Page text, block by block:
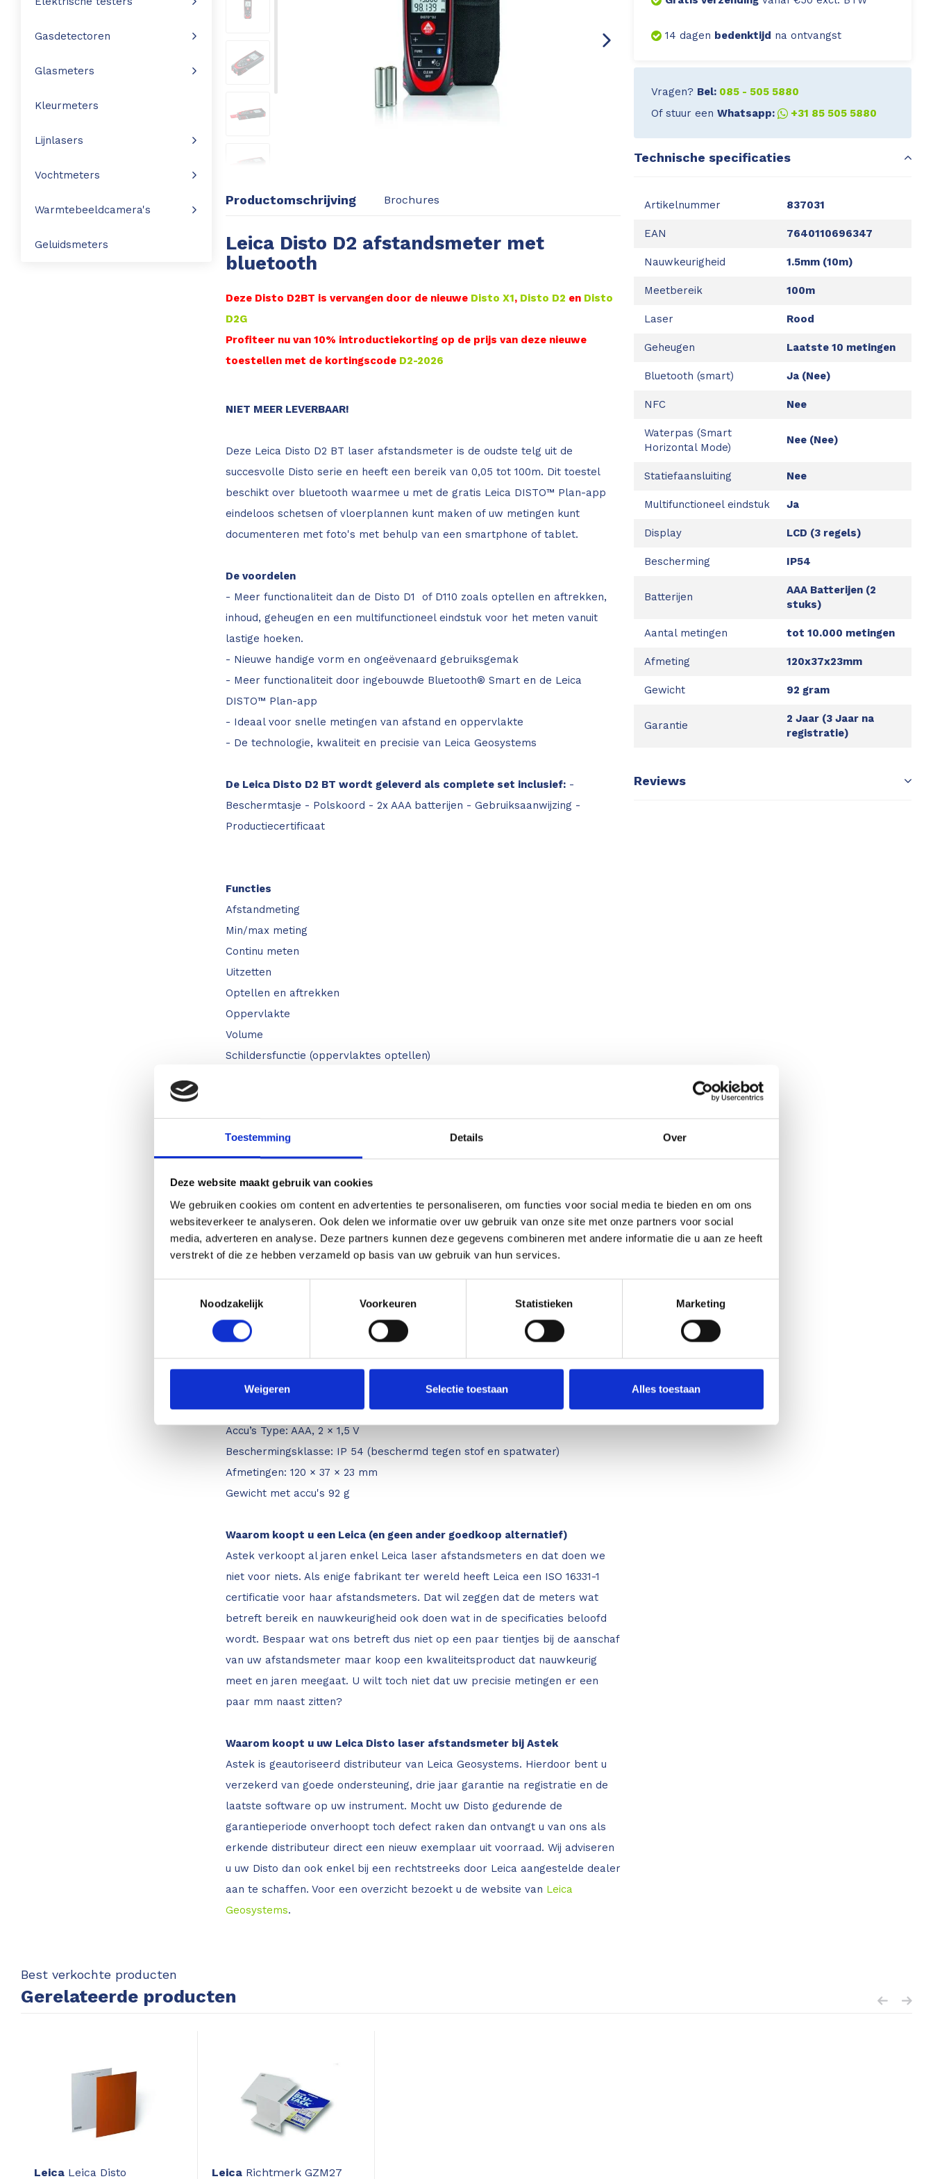
Toestemming Details Over
Deze website maakt gebruik van cookies
We gebruiken cookies om content en advertenties te personaliseren, om functies voor social media te bieden en om ons
websiteverkeer te analyseren. Ook delen we informatie over uw gebruik van onze site met onze partners voor social
media, adverteren en analyse. Deze partners kunnen deze gegevens combineren met andere informatie die u aan ze heeft
verstrekt of die ze hebben verzameld op basis van uw gebruik van hun services.
Noodzakelijk
Voorkeuren Statistieken Marketing
Weigeren Selectie toestaan Alles toestaan
Gasdetectoren
Glasmeters
Kleurmeters
Lijnlasers
Vochtmeters
Warmtebeeldcamera's
Geluidsmeters
Productomschrijving Brochures
Leica Disto D2 afstandsmeter met
bluetooth
Deze Disto D2BT is vervangen door de nieuwe Disto X1, Disto D2 en Disto
D2G
Profiteer nu van 10% introductiekorting op de prijs van deze nieuwe
toestellen met de kortingscode D2-2026
NIET MEER LEVERBAAR!
Deze Leica Disto D2 BT laser afstandsmeter is de oudste telg uit de
succesvolle Disto serie en heeft een bereik van 0,05 tot 100m. Dit toestel
beschikt over bluetooth waarmee u met de gratis Leica DISTO™ Plan-app
eindeloos schetsen of vloerplannen kunt maken of uw metingen kunt
documenteren met foto's met behulp van een smartphone of tablet.
De voordelen
- Meer functionaliteit dan de Disto D1 of D110 zoals optellen en aftrekken,
inhoud, geheugen en een multifunctioneel eindstuk voor het meten vanuit
lastige hoeken.
- Nieuwe handige vorm en ongeëvenaard gebruiksgemak
- Meer functionaliteit door ingebouwde Bluetooth® Smart en de Leica
DISTO™ Plan-app
- Ideaal voor snelle metingen van afstand en oppervlakte
- De technologie, kwaliteit en precisie van Leica Geosystems
De Leica Disto D2 BT wordt geleverd als complete set inclusief:-
Beschermtasje - Polskoord - 2x AAA batterijen - Gebruiksaanwijzing -
Productiecertificaat
Functies
Afstandmeting
Min/max meting
Continu meten
Uitzetten
Optellen en aftrekken
Oppervlakte
Volume
Schildersfunctie (oppervlaktes optellen)
Verlicht display
Multifunctioneel eindstuk
Bluetooth smart
Technische gegevens
Meetnauwkeurigheid: ± 1,5 mm
Power Range Technology: ja
Schermverlichting: ja
Gegevensinterface: Bluetooth® Smart
Metingen per set batterijen: Tot 10.000 of 20 uur (verminderd met Bluetooth
aan)
Accu’s Type: AAA, 2 × 1,5 V
Beschermingsklasse: IP 54 (beschermd tegen stof en spatwater)
Afmetingen: 120 × 37 × 23 mm
Gewicht met accu's 92 g
Waarom koopt u een Leica (en geen ander goedkoop alternatief)
Astek verkoopt al jaren enkel Leica laser afstandsmeters en dat doen we
niet voor niets. Als enige fabrikant ter wereld heeft Leica een ISO 16331-1
certificatie voor haar afstandsmeters. Dat wil zeggen dat de meters wat
betreft bereik en nauwkeurigheid ook doen wat in de specificaties beloofd
wordt. Bespaar wat ons betreft dus niet op een paar tientjes bij de aanschaf
van uw afstandsmeter maar koop een kwaliteitsproduct dat nauwkeurig
meet en jaren meegaat. U wilt toch niet dat uw precisie metingen er een
paar mm naast zitten?
Waarom koopt u uw Leica Disto laser afstandsmeter bij Astek
Astek is geautoriseerd distributeur van Leica Geosystems. Hierdoor bent u
verzekerd van goede ondersteuning, drie jaar garantie na registratie en de
laatste software op uw instrument. Mocht uw Disto gedurende de
garantieperiode onverhoopt toch defect raken dan ontvangt u van ons als
erkende distributeur direct een nieuw exemplaar uit voorraad. Wij adviseren
u uw Disto dan ook enkel bij een rechtstreeks door Leica aangestelde dealer
aan te schaffen. Voor een overzicht bezoekt u de website van Leica
Geosystems.
14 dagen bedenktijd na ontvangst
Vragen? Bel: 085 - 505 5880
Of stuur een Whatsapp: +31 85 505 5880
Technische specificaties
Artikelnummer 837031
EAN 7640110696347
Nauwkeurigheid 1.5mm (10m)
Meetbereik 100m
Laser Rood
Geheugen Laatste 10 metingen
Bluetooth (smart) Ja (Nee)
NFC Nee
Waterpas (Smart
Horizontal Mode)
Nee (Nee)
Statiefaansluiting Nee
Multifunctioneel eindstuk Ja
Display LCD (3 regels)
Bescherming IP54
Batterijen
AAA Batterijen (2
stuks)
Aantal metingen tot 10.000 metingen
Afmeting 120x37x23mm
Gewicht 92 gram
Garantie
2 Jaar (3 Jaar na
registratie)
Reviews
Best verkochte producten
Gerelateerde producten
Leica Leica Disto LeicaRichtmerk GZM27